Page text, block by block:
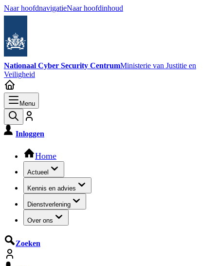
Naar hoofdnavigatieNaar hoofdinhoud
Nationaal Cyber Security CentrumMinisterie van Justitie en
Veiligheid
Menu
Inloggen
Hoofdnavigatie
Home
Actueel
Kennis en advies
Dienstverlening
Over ons
Zoeken